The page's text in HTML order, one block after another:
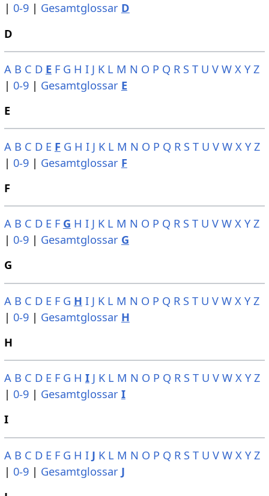
| 0-9| Gesamtglossar D
D
A B C D E F G H I J K L M N O P Q R S T U V W X Y Z
| 0-9| Gesamtglossar E
E
A B C D E F G H I J K L M N O P Q R S T U V W X Y Z
| 0-9| Gesamtglossar F
F
A B C D E F G H I J K L M N O P Q R S T U V W X Y Z
| 0-9| Gesamtglossar G
G
A B C D E F G H I J K L M N O P Q R S T U V W X Y Z
| 0-9| Gesamtglossar H
H
A B C D E F G H I J K L M N O P Q R S T U V W X Y Z
| 0-9| Gesamtglossar I
I
A B C D E F G H I J K L M N O P Q R S T U V W X Y Z
| 0-9| Gesamtglossar J